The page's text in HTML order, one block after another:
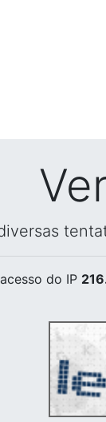
do IP